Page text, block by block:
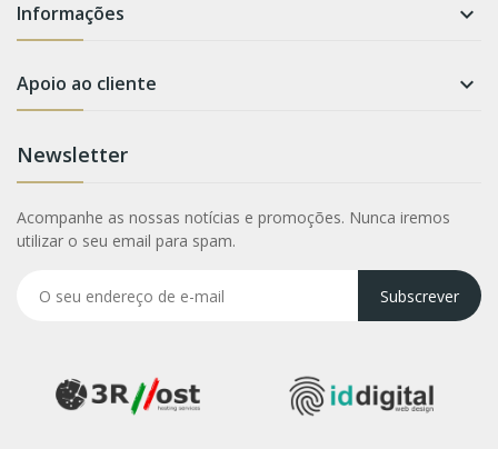
Informações 
Apoio ao cliente 
Newsletter
Acompanhe as nossas notícias e promoções. Nunca iremos
utilizar o seu email para spam.
Subscrever